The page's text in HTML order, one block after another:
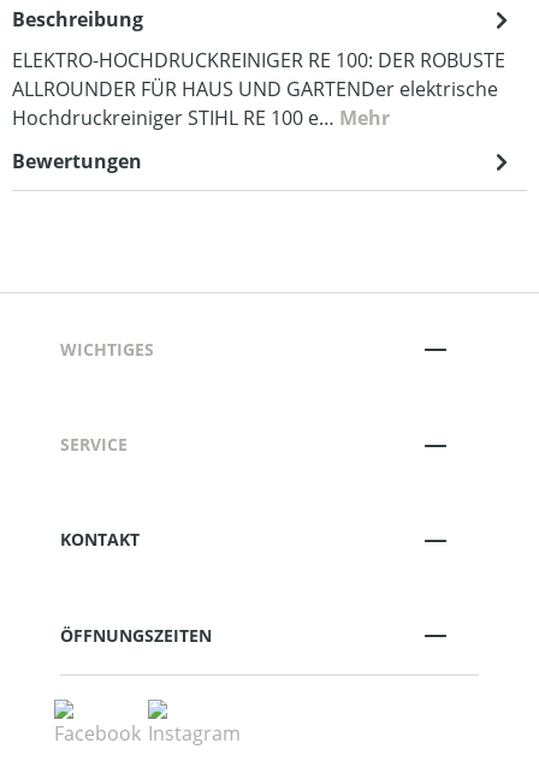
Beschreibung
ELEKTRO-HOCHDRUCKREINIGER RE 100: DER ROBUSTE
ALLROUNDER FÜR HAUS UND GARTENDer elektrische
Hochdruckreiniger STIHL RE 100 e… Mehr
Bewertungen
WICHTIGES
SERVICE
KONTAKT
ÖFFNUNGSZEITEN